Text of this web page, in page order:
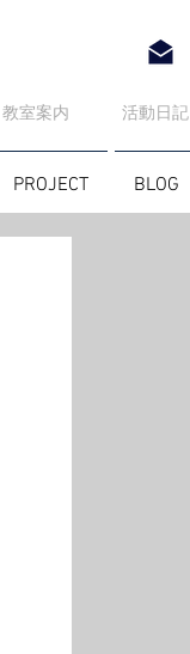
​教室案内 活動日記
PROJECT BLOG